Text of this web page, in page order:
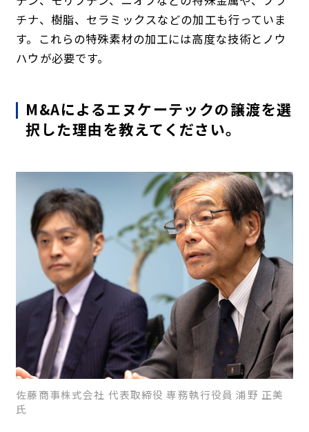
チナ、樹脂、セラミックスなどの加工も行っていま
す。これらの特殊素材の加工には高度な技術とノウ
ハウが必要です。
M&Aによるエヌケーテックの譲渡を選
択した理由を教えてください。
佐藤商事株式会社 代表取締役 専務執行役員 浦野 正美
氏